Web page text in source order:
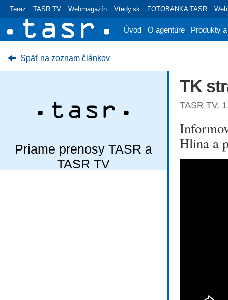
Teraz TASR TV Webmagazín Vtedy.sk FOTOBANKA TASR
Úvod O agentúre Produkty
Späť na zoznam článkov
Priame prenosy TASR a
TASR TV
TK
TASR TV,
Hlina a